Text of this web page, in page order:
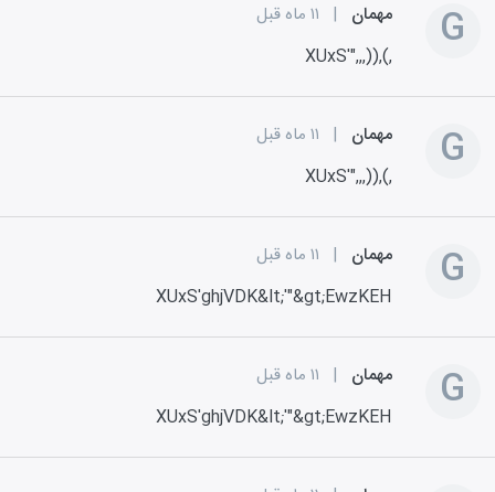
G مهمان | ۱۱ ماه قبل
XUxS'",,,)),(,
G مهمان | ۱۱ ماه قبل
XUxS'",,,)),(,
G مهمان | ۱۱ ماه قبل
XUxS'ghjVDK&lt;'"&gt;EwzKEH
G مهمان | ۱۱ ماه قبل
XUxS'ghjVDK&lt;'"&gt;EwzKEH